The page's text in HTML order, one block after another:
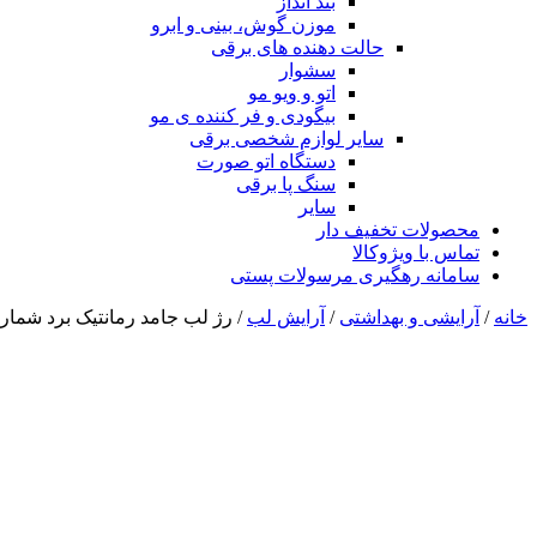
موزن گوش، بینی و ابرو
حالت دهنده های برقی
سشوار
اتو و ویو مو
بیگودی و فر کننده ی مو
سایر لوازم شخصی برقی
دستگاه اتو صورت
سنگ پا برقی
سایر
محصولات تخفیف دار
تماس با ویژوکالا
سامانه رهگیری مرسولات پستی
خانه / آرایشی و بهداشتی / آرایش لب / رژ لب جامد رمانتیک برد شماره